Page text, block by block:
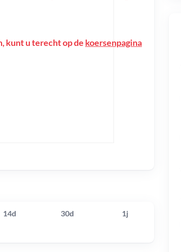
kunt u terecht op de koersenpagina
14d 30d 1j